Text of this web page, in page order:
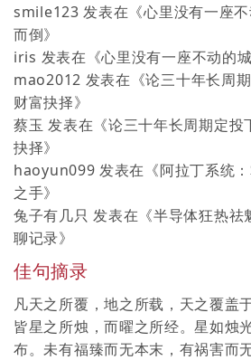
smile123 发表在《心里没有一座
而倒》
iris 发表在《心里没有一座不动的
mao2012 发表在《论三十年长周
财富抉择》
蔡玉 发表在《论三十年长周期定投
抉择》
haoyun099 发表在《阿拉丁系统
之手》
兔子有几只 发表在《半导体狂热祛
聊记录》
佳句摘录
凡天之所覆，地之所载，天之覆盖
皆星之所烛，而曜之所经。星如烛
布。未有福臻而无本末，有祸害而